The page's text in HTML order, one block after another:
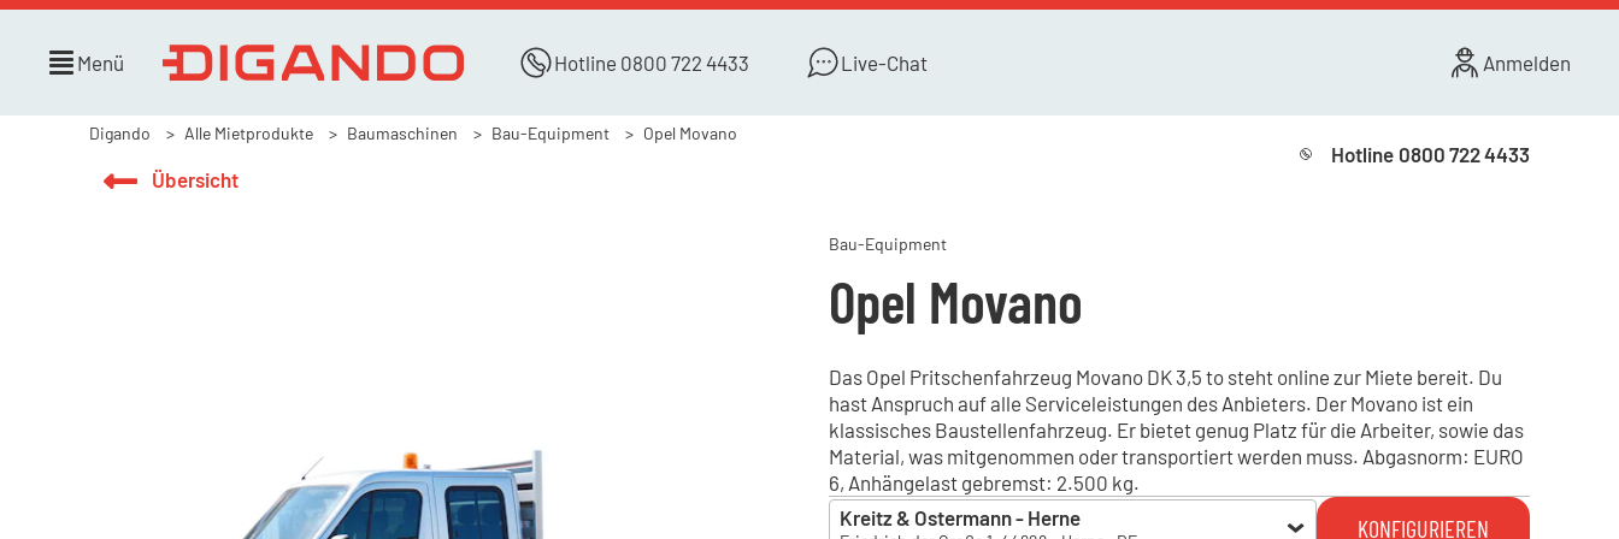
Menü Hotline 0800 722 4433 Live-Chat Anmelden
Digando Alle Mietprodukte Baumaschinen Bau-Equipment Opel Movano
Übersicht
Hotline 0800 722 4433
Bau-Equipment
Opel Movano
Das Opel Pritschenfahrzeug Movano DK 3,5 to steht online zur Miete bereit. Du
hast Anspruch auf alle Serviceleistungen des Anbieters. Der Movano ist ein
klassisches Baustellenfahrzeug. Er bietet genug Platz für die Arbeiter, sowie das
Material, was mitgenommen oder transportiert werden muss. Abgasnorm: EURO
6, Anhängelast gebremst: 2.500 kg.
Kreitz & Ostermann - Herne
KONFIGURIEREN